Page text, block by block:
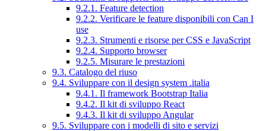
9.2.1. Feature detection
9.2.2. Verificare le feature disponibili con Can I
use
9.2.3. Strumenti e risorse per CSS e JavaScript
9.2.4. Supporto browser
9.2.5. Misurare le prestazioni
9.3. Catalogo del riuso
9.4. Sviluppare con il design system .italia
9.4.1. Il framework Bootstrap Italia
9.4.2. Il kit di sviluppo React
9.4.3. Il kit di sviluppo Angular
9.5. Sviluppare con i modelli di sito e servizi